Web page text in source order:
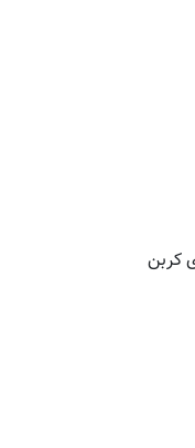
کربن